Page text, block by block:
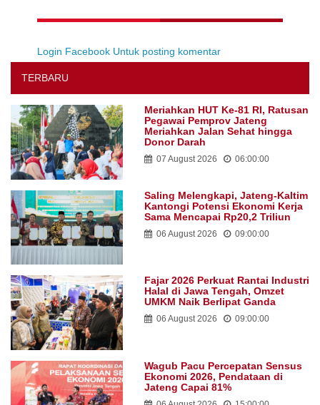
Login Facebook Untuk posting komentar
TERBARU
Meriahkan HUT Ke-81 RI, Ratusan
Pegawai Pemprov Jateng
Meriahkan Jalan Sehat hingga
Donor Darah
07 August 2026 06:00:00
Saling Melengkapi, Jateng-Kaltim
Kantongi Potensi Ekonomi Kerja
Sama Mencapai Rp20,2 Triliun
06 August 2026 09:00:00
Fajar 2026 Perkuat Rantai Industri
Halal di Jawa Tengah, Omzet
UMKM Naik Berlipat Ganda
06 August 2026 09:00:00
Wagub Pacu Percepatan Sensus
Ekonomi 2026, Pendataan di
Jateng Capai 81%